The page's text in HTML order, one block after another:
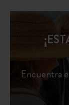
Encuentra